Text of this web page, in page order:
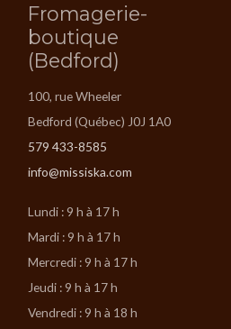
Fromagerie-
boutique
(Bedford)
100, rue Wheeler
Bedford (Québec) J0J 1A0
579 433-8585
info@missiska.com
Lundi : 9 h à 17 h
Mardi : 9 h à 17 h
Mercredi : 9 h à 17 h
Jeudi : 9 h à 17 h
Vendredi : 9 h à 18 h